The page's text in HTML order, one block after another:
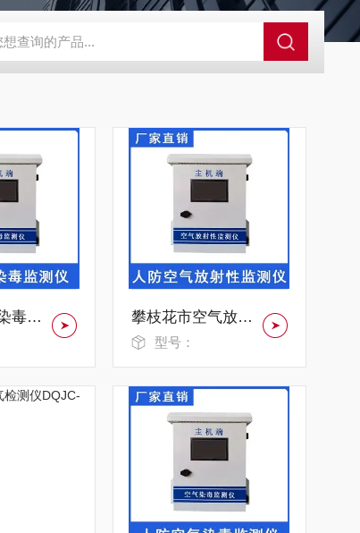
人防通讯设备系统 人防呼叫按钮
广元市空气染毒监测仪CFSH-4958 攀枝花市空气放射性监测仪VGHI4152
型号：